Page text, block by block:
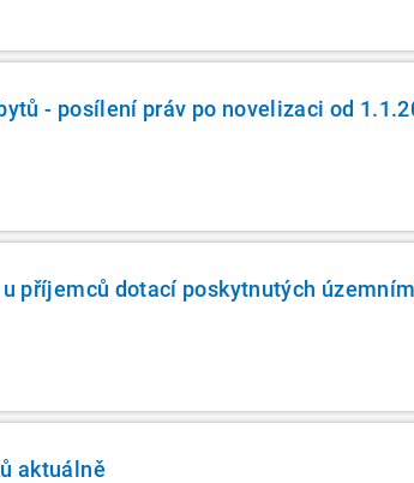
- posílení práv po novelizaci od
příjemců dotací poskytnutých
aktuálně